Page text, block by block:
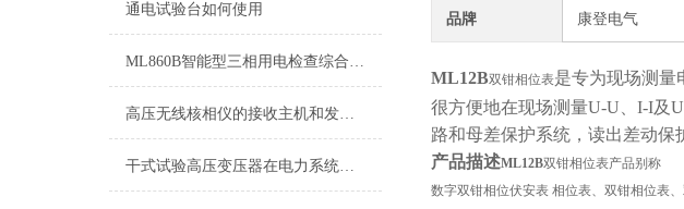
通电试验台如何使用
ML860B智能型三相用电检查综合测试仪 技术协议
高压无线核相仪的接收主机和发射器如何检测？
干式试验高压变压器在电力系统中的应用
品牌 康登电气
ML12B双钳相位表是专为现场测量
很方便地在现场测量U-U、I-I及
路和母差保护系统，读出差动保
产品描述ML12B双钳相位表产品别称
数字双钳相位伏安表 相位表、双钳相位表